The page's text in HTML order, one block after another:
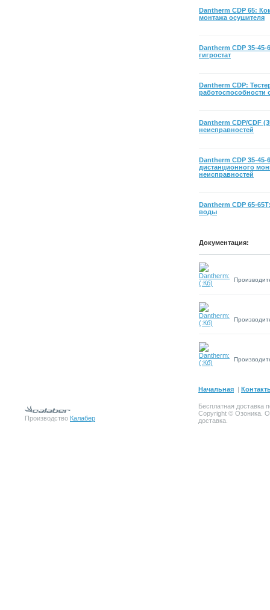
Dantherm CDP 65:
монтажа осушителя
Dantherm CDP 35-
гигростат
Dantherm CDP:
работоспособности
Dantherm CDP/CDF
неисправностей
Dantherm CDP 35-45-
дистанционного
неисправностей
Dantherm CDP 65-
воды
Документация:
Начальная |
Производство Калабер
Бесплатная доставка
Copyright © Озоника.
доставка.